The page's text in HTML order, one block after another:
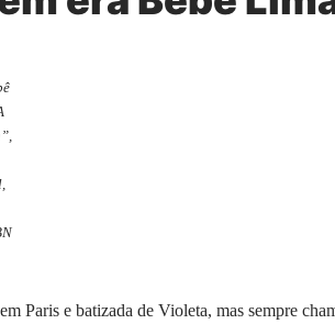
Paris e batizada de Violeta, mas sempre